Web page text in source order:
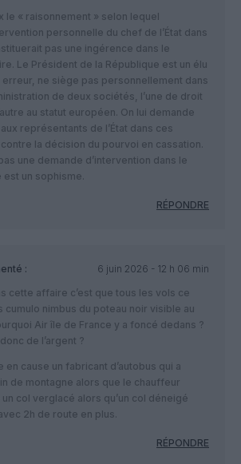
le « raisonnement » selon lequel
personnelle du chef de l’État dans
pas une ingérence dans le
Le Président de la République est un élu
ne siège pas personnellement dans
de deux sociétés, l’une de droit
au statut européen. On lui demande
représentants de l’État dans ces
la décision du pourvoi en cassation.
une demande d’intervention dans le
est un sophisme.
RÉPONDRE
:
6 juin 2026 - 12 h 06 min
cette affaire c’est que tous les vols ce
cumulo nimbus du poteau noir visible au
Air île de France y a foncé dedans ?
de l’argent ?
en cause un fabricant d’autobus qui a
de montagne alors que le chauffeur
col verglacé alors qu’un col déneigé
2h de route en plus.
RÉPONDRE